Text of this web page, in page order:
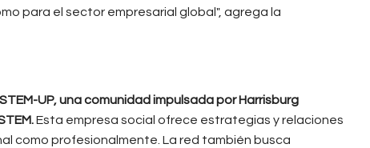
para el sector empresarial global", agrega la
UP, una comunidad impulsada por Harrisburg
Esta empresa social ofrece estrategias y relaciones
como profesionalmente. La red también busca